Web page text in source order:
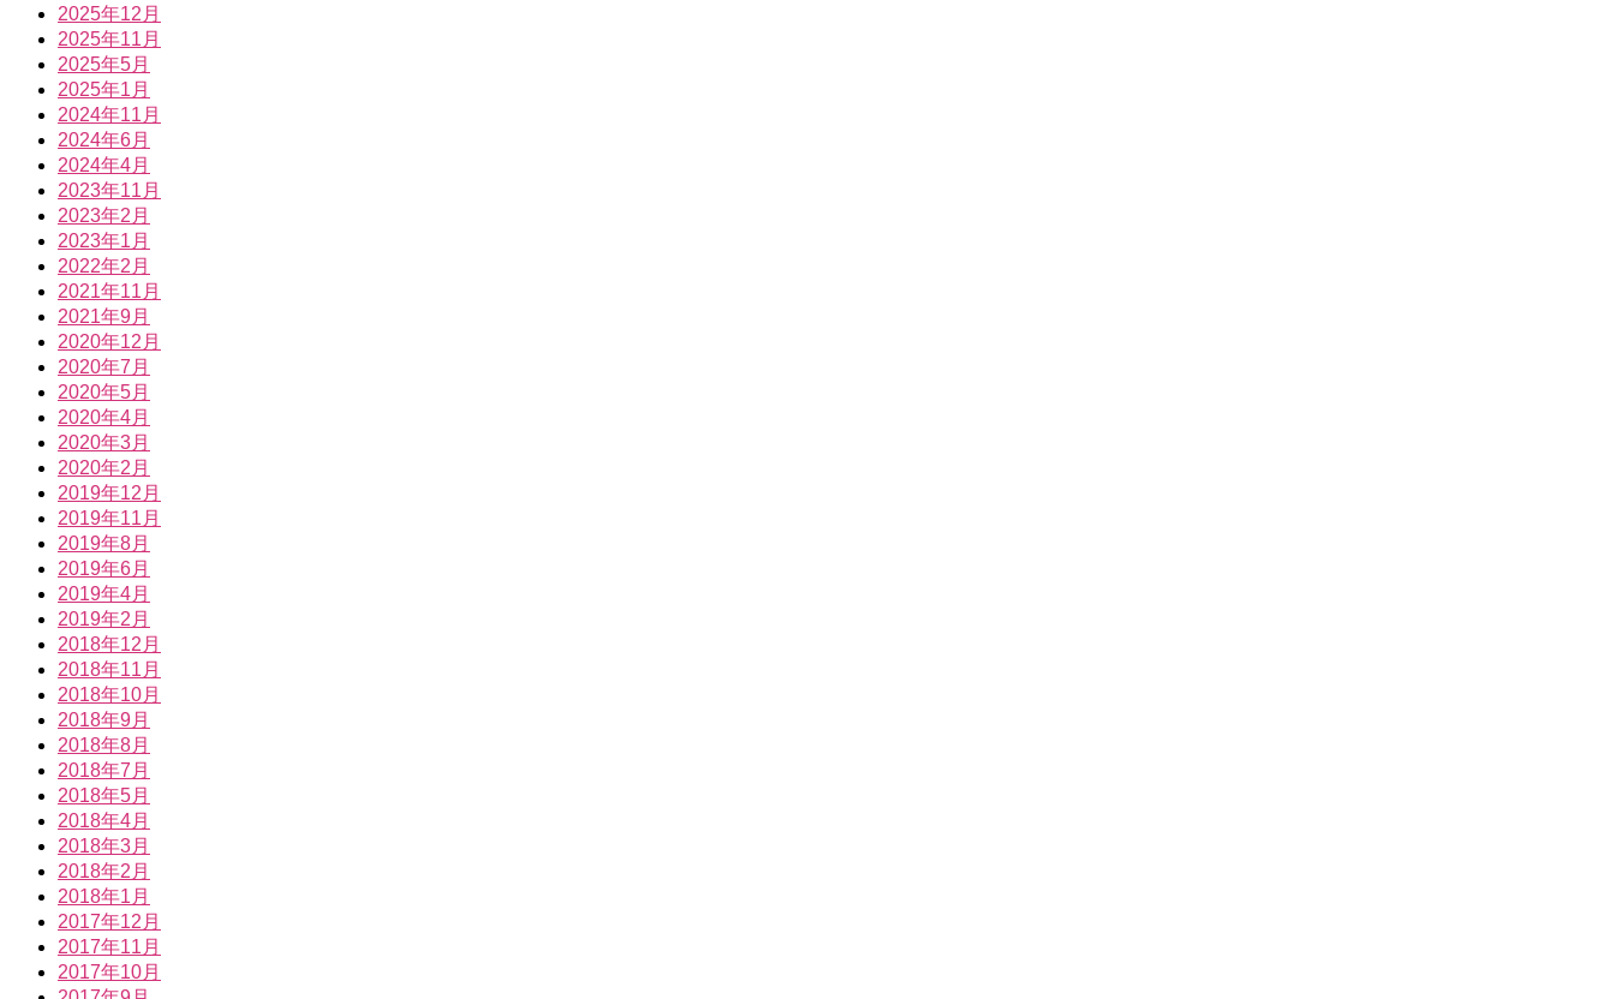
2025年12月
2025年11月
2025年5月
2025年1月
2024年11月
2024年6月
2024年4月
2023年11月
2023年2月
2023年1月
2022年2月
2021年11月
2021年9月
2020年12月
2020年7月
2020年5月
2020年4月
2020年3月
2020年2月
2019年12月
2019年11月
2019年8月
2019年6月
2019年4月
2019年2月
2018年12月
2018年11月
2018年10月
2018年9月
2018年8月
2018年7月
2018年5月
2018年4月
2018年3月
2018年2月
2018年1月
2017年12月
2017年11月
2017年10月